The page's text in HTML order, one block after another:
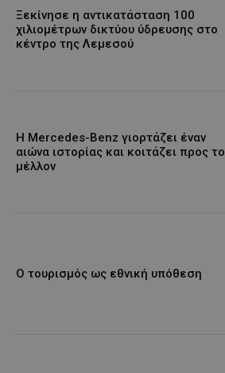
Ξεκίνησε η αντικατάσταση 100
χιλιομέτρων δικτύου ύδρευσης στο
κέντρο της Λεμεσού
Η Mercedes-Benz γιορτάζει έναν
αιώνα ιστορίας και κοιτάζει προς το
μέλλον
Ο τουρισμός ως εθνική υπόθεση